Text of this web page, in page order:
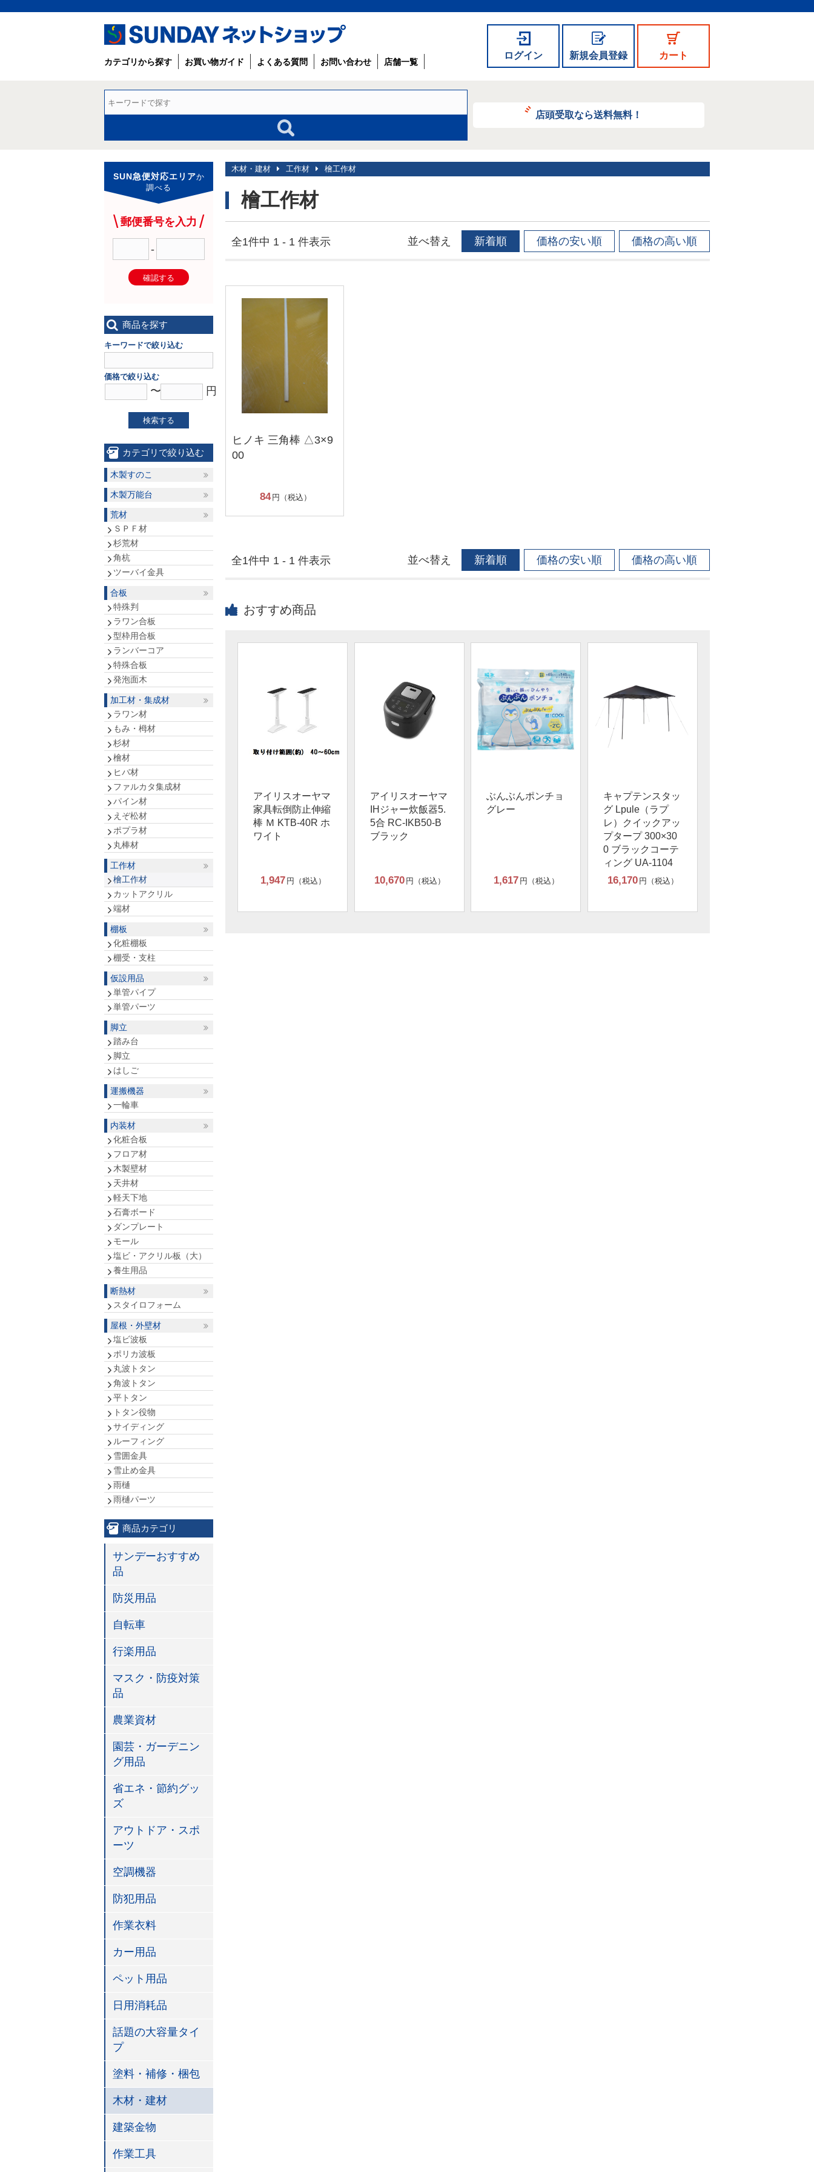
ログイン 新規会員登録 カート
カテゴリから探す お買い物ガイド よくある質問 お問い合わせ 店舗一覧
店頭受取なら送料無料！
木材・建材 工作材 檜工作材
檜工作材
全1件中 1 - 1 件表示 並べ替え 新着順 価格の安い順 価格の高い順
ヒノキ 三角棒 △3×9
00
84 円（税込）
全1件中 1 - 1 件表示 並べ替え 新着順 価格の安い順 価格の高い順
SUN急便対応エリアか
調べる
郵便番号を入力
-
確認する
商品を探す
キーワードで絞り込む
価格で絞り込む
〜 円
検索する
カテゴリで絞り込む
木製すのこ
木製万能台
荒材
ＳＰＦ材
杉荒材
角杭
ツーバイ金具
合板
特殊判
ラワン合板
型枠用合板
ランバーコア
特殊合板
発泡面木
加工材・集成材
ラワン材
もみ・栂材
杉材
檜材
ヒバ材
ファルカタ集成材
パイン材
えぞ松材
ポプラ材
丸棒材
工作材
檜工作材
カットアクリル
端材
棚板
化粧棚板
棚受・支柱
仮設用品
単管パイプ
単管パーツ
脚立
踏み台
脚立
はしご
運搬機器
一輪車
内装材
化粧合板
フロア材
木製壁材
天井材
軽天下地
石膏ボード
ダンプレート
モール
塩ビ・アクリル板（大）
養生用品
断熱材
スタイロフォーム
屋根・外壁材
塩ビ波板
ポリカ波板
丸波トタン
角波トタン
平トタン
トタン役物
サイディング
ルーフィング
雪囲金具
雪止め金具
雨樋
雨樋パーツ
商品カテゴリ
サンデーおすすめ
品
防災用品
自転車
行楽用品
マスク・防疫対策
品
農業資材
園芸・ガーデニン
グ用品
省エネ・節約グッ
ズ
アウトドア・スポ
ーツ
空調機器
防犯用品
作業衣料
カー用品
ペット用品
日用消耗品
話題の大容量タイ
プ
塗料・補修・梱包
木材・建材
建築金物
作業工具
おすすめ商品
アイリスオーヤマ
家具転倒防止伸縮
棒 Ｍ KTB-40R ホ
ワイト
1,947 円（税込）
アイリスオーヤマ
IHジャー炊飯器5.
5合 RC-IKB50-B
ブラック
10,670 円（税込）
ぶんぶんポンチョ
グレー
1,617 円（税込）
キャプテンスタッ
グ Lpule（ラプ
レ）クイックアッ
プタープ 300×30
0 ブラックコーテ
ィング UA-1104
16,170 円（税込）